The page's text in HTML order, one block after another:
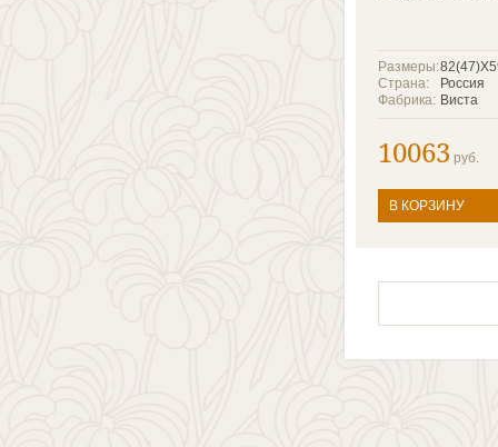
Размеры:
Россия
Страна:
Виста
Фабрика:
10063 руб.
В КОРЗИНУ